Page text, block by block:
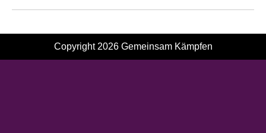
Copyright 2026 Gemeinsam Kämpfen